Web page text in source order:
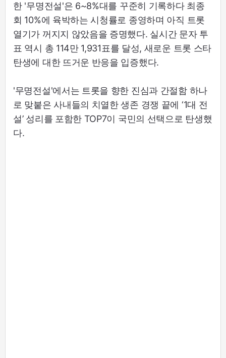
한 '무명전설'은 6~8%대를 꾸준히 기록하다 최종
회 10%에 육박하는 시청률로 종영하며 아직 트롯
열기가 꺼지지 않았음을 증명했다. 실시간 문자 투
표 역시 총 114만 1,931표를 달성, 새로운 트롯 스타
탄생에 대한 뜨거운 반응을 입증했다.
'무명전설'에서는 트롯을 향한 진심과 간절함 하나
로 맞붙은 사내들의 치열한 생존 경쟁 끝에 ‘1대 전
설’ 성리를 포함한 TOP7이 국민의 선택으로 탄생했
다.